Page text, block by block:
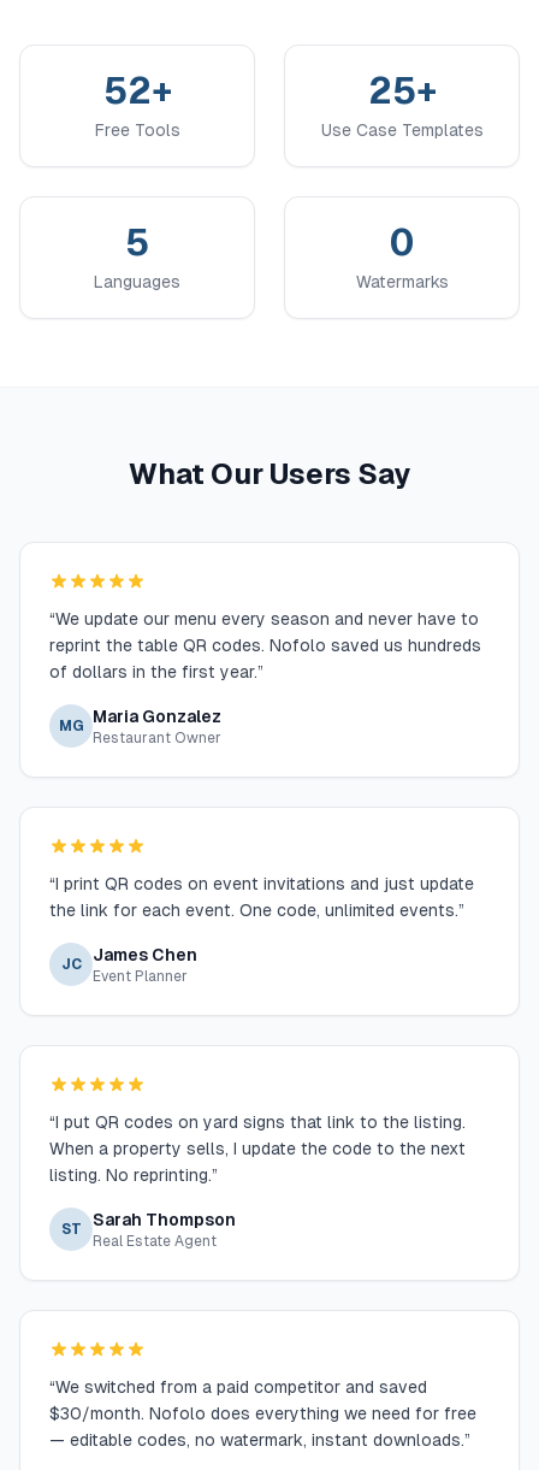
52+
Free Tools
25+
Use Case Templates
5
Languages
0
Watermarks
What Our Users Say
“We update our menu every season and never have to
reprint the table QR codes. Nofolo saved us hundreds
of dollars in the first year.”
MG Maria Gonzalez
Restaurant Owner
“I print QR codes on event invitations and just update
the link for each event. One code, unlimited events.”
JC James Chen
Event Planner
“I put QR codes on yard signs that link to the listing.
When a property sells, I update the code to the next
listing. No reprinting.”
ST Sarah Thompson
Real Estate Agent
“We switched from a paid competitor and saved
$30/month. Nofolo does everything we need for free
— editable codes, no watermark, instant downloads.”